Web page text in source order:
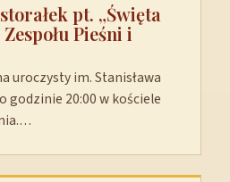
pt. „Święta
Pieśni i
uroczysty im. Stanisława
godzinie 20:00 w kościele